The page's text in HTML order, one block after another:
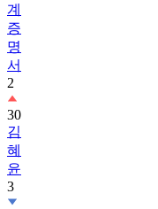
계
증
명
서
2
30
김
혜
윤
3